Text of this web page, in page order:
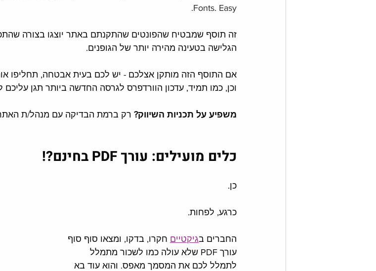
Fonts. Easy.
זה תוסף שמבטיח שהפונטים שהתקנתם באתר יוצגו בצורה
הגלישה בטעינה מהירה יותר של הגופנים.
אם התוסף הזה מותקן אצלכם - יש לכם בעית אבטחה, תחליפו
וכן, כמו תמיד, עדכון הוורדפרס לגרסה החדשה ביותר תגן
משפיע על תכניות השיווק? רק ברמת הבדיקה עם מנהל/ת
כלים מועילים: עורך PDF בחינם?!
כן.
כרגע, לפחות.
החברים בגיקטיים חקרו, בדקו, ומצאו סוף סוף
עורך PDF שלא עולה כמו לשכור מתמלל
לתמלל לכם את המסמך מאפס. והוא עוד בא